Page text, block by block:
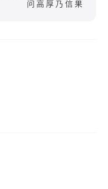
问高厚乃信果